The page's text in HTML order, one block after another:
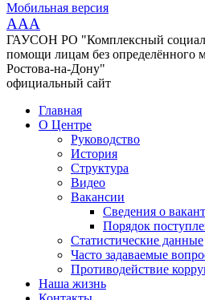
Мобильная версия
AAA
ГАУСОН РО "Комплексный
помощи лицам без определённого
Ростова-на-Дону"
официальный сайт
Главная
О Центре
Руководство
История
Структура
Видео
Вакансии
Сведения о
Порядок
Статистические данные
Часто задаваемые
Противодействие
Наша жизнь